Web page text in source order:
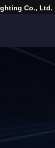
Co., Ltd.